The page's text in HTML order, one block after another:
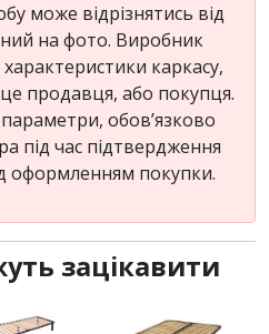
може відрізнятись від
на фото. Виробник
каркасу,
продавця, або покупця.
обов’язково
під час підтвердження
оформленням покупки.
зацікавити